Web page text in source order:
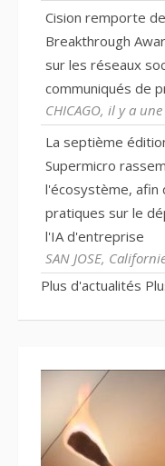
Cision remporte
Breakthrough
sur les réseaux
communiqués de
CHICAGO, il y a
La septième
Supermicro
l'écosystème, afin
pratiques sur le
l'IA d'entreprise
SAN JOSE,
Plus d'actualités